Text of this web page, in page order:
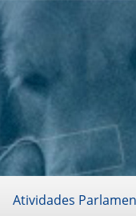
Atividades